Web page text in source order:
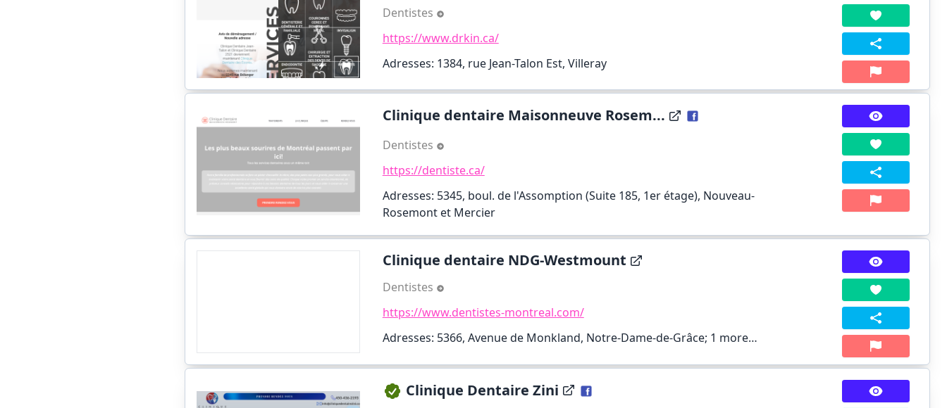
Dentistes
https://www.drkin.ca/
Adresses: 1384, rue Jean-Talon Est, Villeray
Clinique dentaire Maisonneuve Rosem...
Dentistes
https://dentiste.ca/
Adresses: 5345, boul. de l'Assomption (Suite 185, 1er étage), Nouveau-
Rosemont et Mercier
Clinique dentaire NDG-Westmount
Dentistes
https://www.dentistes-montreal.com/
Adresses: 5366, Avenue de Monkland, Notre-Dame-de-Grâce; 1 more…
Clinique Dentaire Zini